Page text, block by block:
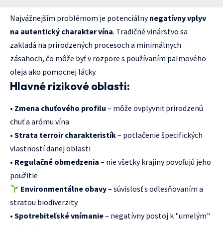
Najvážnejším problémom je potenciálnynegatívny vplyv
na autentický charakter vína. Tradičné vinárstvo sa
zakladá na prirodzených procesoch a minimálnych
zásahoch, čo môže byť v rozpore s používaním palmového
oleja ako pomocnej látky.
Hlavné rizikové oblasti:
• Zmena chuťového profilu – môže ovplyvniť prirodzenú
chuť a arómu vína
• Strata terroir charakteristík– potlačenie špecifických
vlastností danej oblasti
• Regulačné obmedzenia – nie všetky krajiny povoľujú jeho
použitie
Environmentálne obavy– súvislosť s odlesňovaním a
stratou biodiverzity
• Spotrebiteľské vnímanie– negatívny postoj k "umelým"